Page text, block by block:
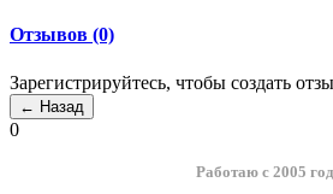
Отзывов (0)
Зарегистрируйтесь, чтобы создать
0
Работаю с 2005